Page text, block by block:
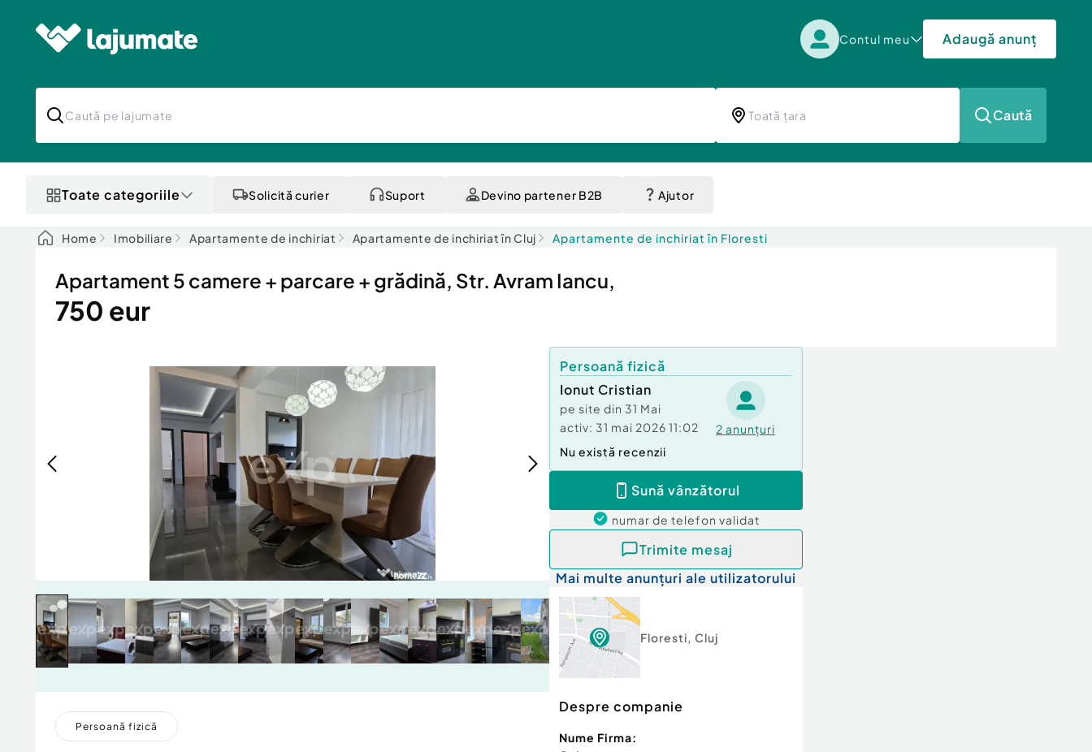
Contul meu Adaugă anunț
Caută
Toate categoriile Solicită curier Suport Devino partener B2B Ajutor
Home Imobiliare Apartamente de inchiriat Apartamente de inchiriat în Cluj Apartamente de inchiriat în Floresti
Apartament 5 camere + parcare + grădină, Str. Avram Iancu,
750 eur
Persoană fizică
Persoană fizică
Ionut Cristian
pe site din 31 Mai
activ: 31 mai 2026 11:02 2 anunțuri
Nu există recenzii
Sună vânzătorul
numar de telefon validat
Trimite mesaj
Mai multe anunțuri ale utilizatorului
Floresti, Cluj
Despre companie
Nume Firma: